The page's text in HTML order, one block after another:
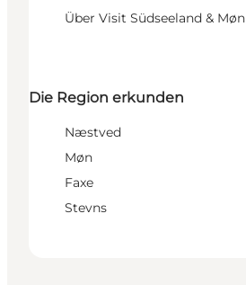
Über Visit Südseeland & Møn
Die Region erkunden
Næstved
Møn
Faxe
Stevns